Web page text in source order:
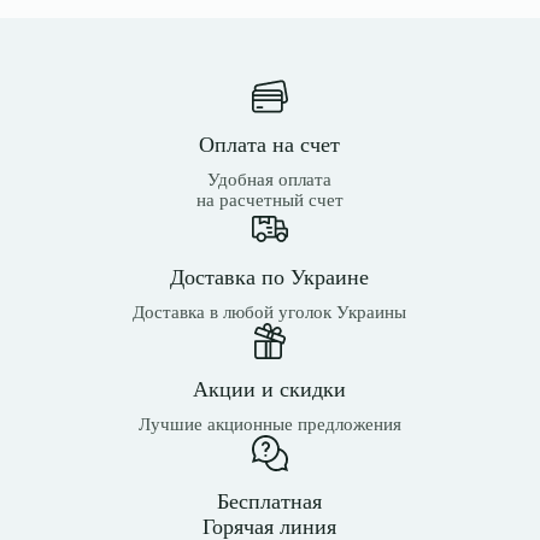
Оплата на счет
Удобная оплата
на расчетный счет
Доставка по Украине
Доставка в любой уголок Украины
Акции и скидки
Лучшие акционные предложения
Бесплатная
Горячая линия